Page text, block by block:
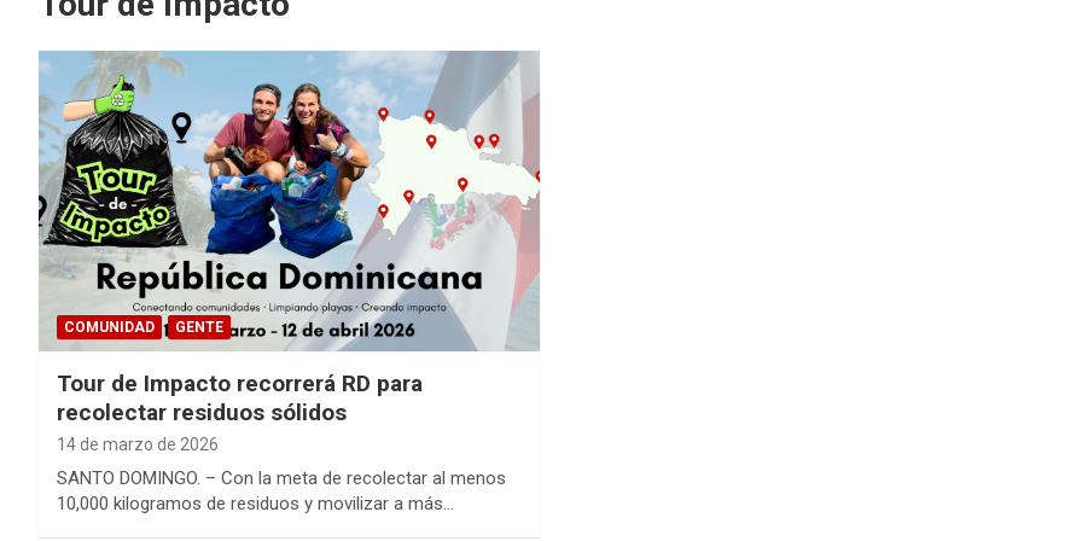
COMUNIDAD GENTE
Tour de Impacto recorrerá RD para
recolectar residuos sólidos
14 de marzo de 2026
SANTO DOMINGO. – Con la meta de recolectar al menos
10,000 kilogramos de residuos y movilizar a más…